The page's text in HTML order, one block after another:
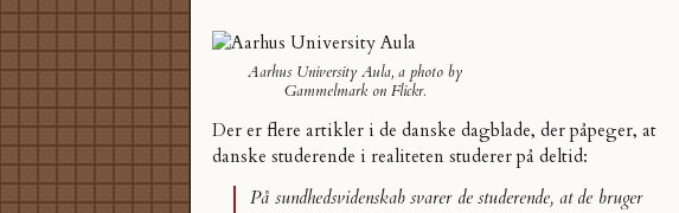
Aarhus University Aula, a photo by
Gammelmarkon Flickr.
Der er flere artikler i de danske dagblade, der påpeger, at
danske studerende i realitetenstuderer på deltid:
På sundhedsvidenskab svarer de studerende, at de bruger